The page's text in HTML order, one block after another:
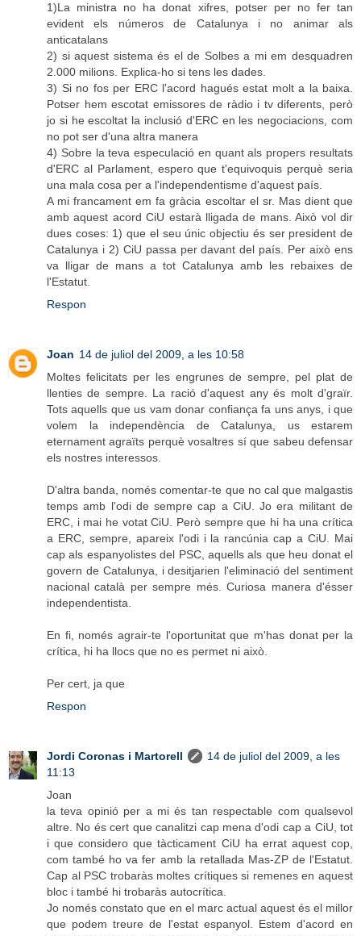
1)La ministra no ha donat xifres, potser per no fer tan
evident els números de Catalunya i no animar als
anticatalans
2) si aquest sistema és el de Solbes a mi em desquadren
2.000 milions. Explica-ho si tens les dades.
3) Si no fos per ERC l'acord hagués estat molt a la baixa.
Potser hem escotat emissores de ràdio i tv diferents, però
jo si he escoltat la inclusió d'ERC en les negociacions, com
no pot ser d'una altra manera
4) Sobre la teva especulació en quant als propers resultats
d'ERC al Parlament, espero que t'equivoquis perquè seria
una mala cosa per a l'independentisme d'aquest país.
A mi francament em fa gràcia escoltar el sr. Mas dient que
amb aquest acord CiU estarà lligada de mans. Això vol dir
dues coses: 1) que el seu únic objectiu és ser president de
Catalunya i 2) CiU passa per davant del país. Per això ens
va lligar de mans a tot Catalunya amb les rebaixes de
l'Estatut.
Respon
Joan 14 de juliol del 2009, a les 10:58
Moltes felicitats per les engrunes de sempre, pel plat de
llenties de sempre. La ració d'aquest any és molt d'graïr.
Tots aquells que us vam donar confiança fa uns anys, i que
volem la independència de Catalunya, us estarem
eternament agraïts perquè vosaltres sí que sabeu defensar
els nostres interessos.
D'altra banda, només comentar-te que no cal que malgastis
temps amb l'odi de sempre cap a CiU. Jo era militant de
ERC, i mai he votat CiU. Però sempre que hi ha una crítica
a ERC, sempre, apareix l'odi i la rancúnia cap a CiU. Mai
cap als espanyolistes del PSC, aquells als que heu donat el
govern de Catalunya, i desitjarien l'eliminació del sentiment
nacional català per sempre més. Curiosa manera d'ésser
independentista.
En fi, només agrair-te l'oportunitat que m'has donat per la
crítica, hi ha llocs que no es permet ni això.
Per cert, ja que
Respon
Jordi Coronas i Martorell
14 de juliol del 2009, a les
11:13
Joan
la teva opinió per a mi és tan respectable com qualsevol
altre. No és cert que canalitzi cap mena d'odi cap a CiU, tot
i que considero que tàcticament CiU ha errat aquest cop,
com també ho va fer amb la retallada Mas-ZP de l'Estatut.
Cap al PSC trobaràs moltes crítiques si remenes en aquest
bloc i també hi trobaràs autocrítica.
Jo només constato que en el marc actual aquest és el millor
que podem treure de l'estat espanyol. Estem d'acord en